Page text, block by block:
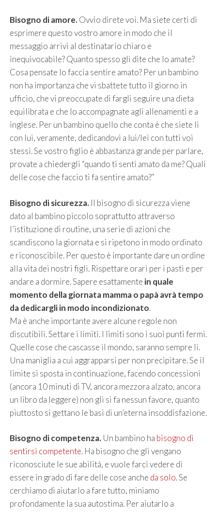
Bisogno di amore.Ovvio direte voi. Ma siete certi di
esprimere questo vostro amore in modo che il
messaggio arrivi al destinatario chiaro e
inequivocabile? Quanto spesso gli dite che lo amate?
Cosa pensate lo faccia sentire amato? Per un bambino
non ha importanza che vi sbattete tutto il giorno in
ufficio, che vi preoccupate di fargli seguire una dieta
equilibrata e che lo accompagnate agli allenamenti e a
inglese. Per un bambino quello che conta è che siete li
con lui, veramente, dedicandovi a lui/lei con tutti voi
stessi. Se vostro figlio è abbastanza grande per parlare,
provate a chiedergli “quando ti senti amato da me? Quali
delle cose che faccio ti fa sentire amato?”
Bisogno di sicurezza. Il bisogno di sicurezza viene
dato al bambino piccolo soprattutto attraverso
l’istituzione di routine, una serie di azioni che
scandiscono la giornata e si ripetono in modo ordinato
e riconoscibile. Per questo è importante dare un ordine
alla vita dei nostri figli. Rispettare orari per i pasti e per
andare a dormire. Sapere esattamente in quale
momento della giornata mamma o papà avrà tempo
da dedicargli in modo incondizionato.
Ma è anche importante avere alcune regole non
discutibili. Settare i limiti. I limiti sono i suoi punti fermi.
Quelle cose che cascasse il mondo, saranno sempre li.
Una maniglia a cui aggrapparsi per non precipitare. Se il
limite si sposta in continuazione, facendo concessioni
(ancora 10 minuti di TV, ancora mezzora alzato, ancora
un libro da leggere) non gli si fa nessun favore, quanto
piuttosto si gettano le basi di un’eterna insoddisfazione.
Bisogno di competenza. Un bambino ha bisogno di
sentirsi competente. Ha bisogno che gli vengano
riconosciute le sue abilità, e vuole farci vedere di
essere in grado di fare delle cose anche da solo. Se
cerchiamo di aiutarlo a fare tutto, miniamo
profondamente la sua autostima. Per aiutarlo a